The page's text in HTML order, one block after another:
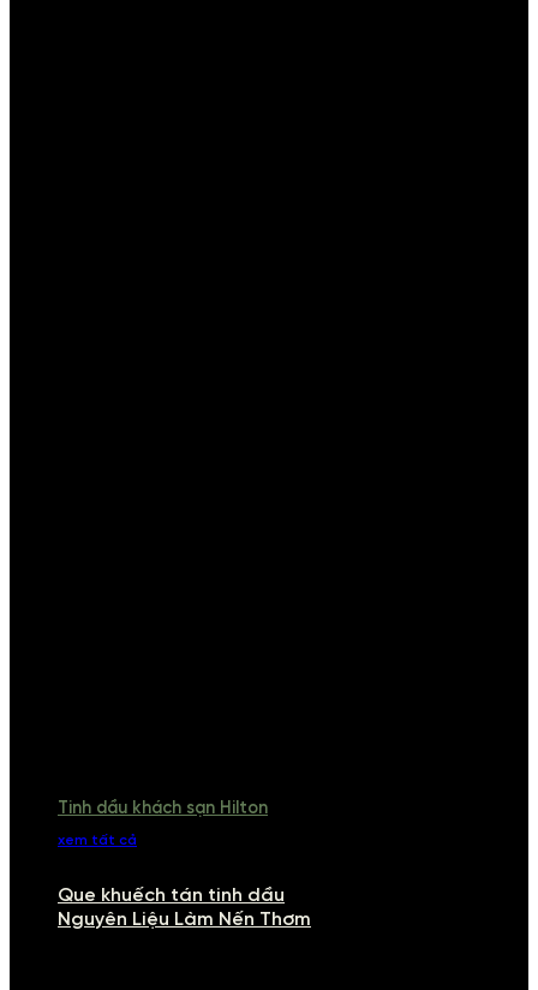
Tinh dầu khách sạn Hilton
xem tất cả
Que khuếch tán tinh dầu
Nguyên Liệu Làm Nến Thơm